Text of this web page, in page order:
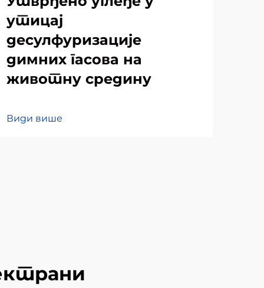
утицај
десулфуризације
димних гасова на
животну средину
Види више